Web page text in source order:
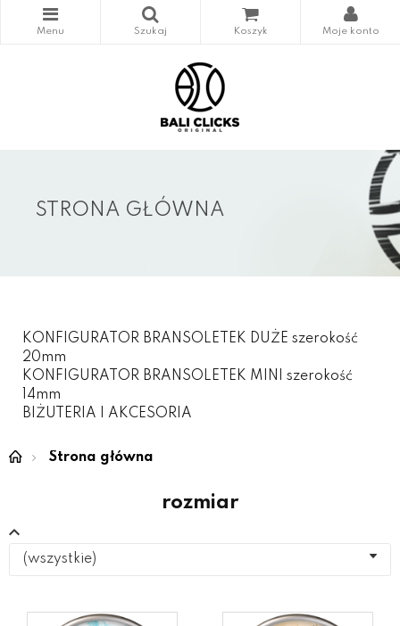
STRONA GŁÓWNA
KONFIGURATOR BRANSOLETEK DUŻE szerokość
20mm
KONFIGURATOR BRANSOLETEK MINI szerokość
14mm
BIŻUTERIA I AKCESORIA
Strona główna
rozmiar
(wszystkie)